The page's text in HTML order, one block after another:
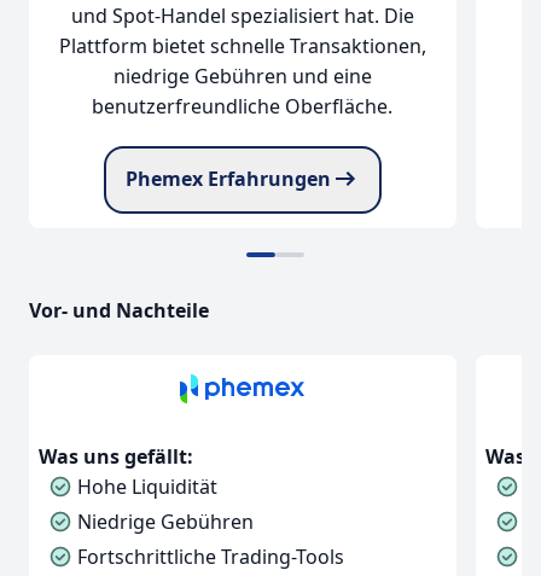
und Spot-Handel spezialisiert hat. Die
Plattform bietet schnelle Transaktionen,
niedrige Gebühren und eine
benutzerfreundliche Oberfläche.
Phemex Erfahrungen
Vor- und Nachteile
Was uns gefällt:
Hohe Liquidität
Niedrige Gebühren
Fortschrittliche Trading-Tools
Was